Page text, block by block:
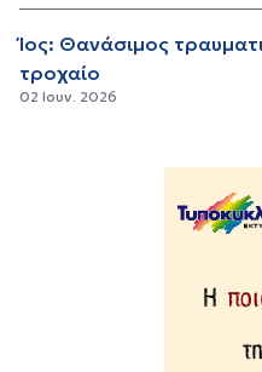
Ίος: Θανάσιμος
τροχαίο
02 Ιουν. 2026